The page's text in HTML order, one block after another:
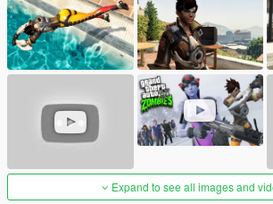
Expand to see all images and